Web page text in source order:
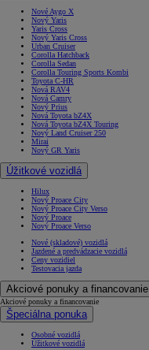
Nové Aygo X
Nový Yaris
Yaris Cross
Nový Yaris Cross
Urban Cruiser
Corolla Hatchback
Corolla Sedan
Corolla Touring Sports Kombi
Toyota C-HR
Nová RAV4
Nová Camry
Nový Prius
Nová Toyota bZ4X
Nová Toyota bZ4X Touring
Nový Land Cruiser 250
Mirai
Nový GR Yaris
Úžitkové vozidlá
Hilux
Nový Proace City
Nový Proace City Verso
Nový Proace
Nový Proace Verso
Nové (skladové) vozidlá
Jazdené a predvádzacie vozidlá
Ceny vozidiel
Testovacia jazda
Akciové ponuky a financovanie
Akciové ponuky a financovanie
Špeciálna ponuka
Osobné vozidlá
Úžitkové vozidlá